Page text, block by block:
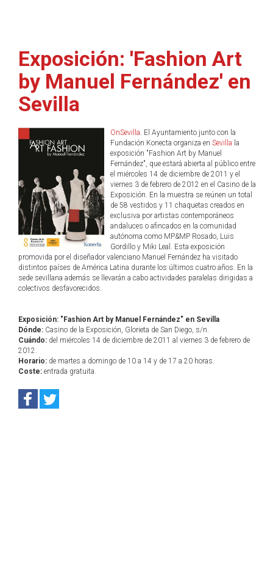
Exposición: 'Fashion Art
by Manuel Fernández' en
Sevilla
OnSevilla. El Ayuntamiento junto con la
Fundación Konecta organiza en Sevilla la
exposición "Fashion Art by Manuel
Fernández", que estará abierta al público entre
el miércoles 14 de diciembre de 2011 y el
viernes 3 de febrero de 2012 en el Casino de la
Exposición. En la muestra se reúnen un total
de 58 vestidos y 11 chaquetas creados en
exclusiva por artistas contemporáneos
andaluces o afincados en la comunidad
autónoma como MP&MP Rosado, Luis
Gordillo y Miki Leal. Esta exposición
promovida por el diseñador valenciano Manuel Fernández ha visitado
distintos países de América Latina durante los últimos cuatro años. En la
sede sevillana además se llevarán a cabo actividades paralelas dirigidas a
colectivos desfavorecidos.
Exposición: "Fashion Art by Manuel Fernández" en Sevilla
Dónde: Casino de la Exposición, Glorieta de San Diego, s/n.
Cuándo: del miércoles 14 de diciembre de 2011 al viernes 3 de febrero de
2012.
Horario: de martes a domingo de 10 a 14 y de 17 a 20 horas.
Coste: entrada gratuita.